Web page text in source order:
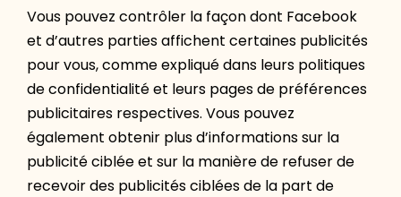
Vous pouvez contrôler la façon dont Facebook
et d’autres parties affichent certaines publicités
pour vous, comme expliqué dans leurs politiques
de confidentialité et leurs pages de préférences
publicitaires respectives. Vous pouvez
également obtenir plus d’informations sur la
publicité ciblée et sur la manière de refuser de
recevoir des publicités ciblées de la part de